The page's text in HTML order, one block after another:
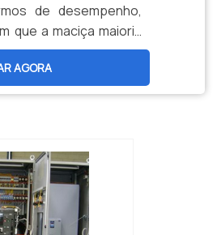
de desempenho,
que a maciça maioria
de motores elétricos.
neste situação que
do método de
o procedimento
motores P...
AGORA